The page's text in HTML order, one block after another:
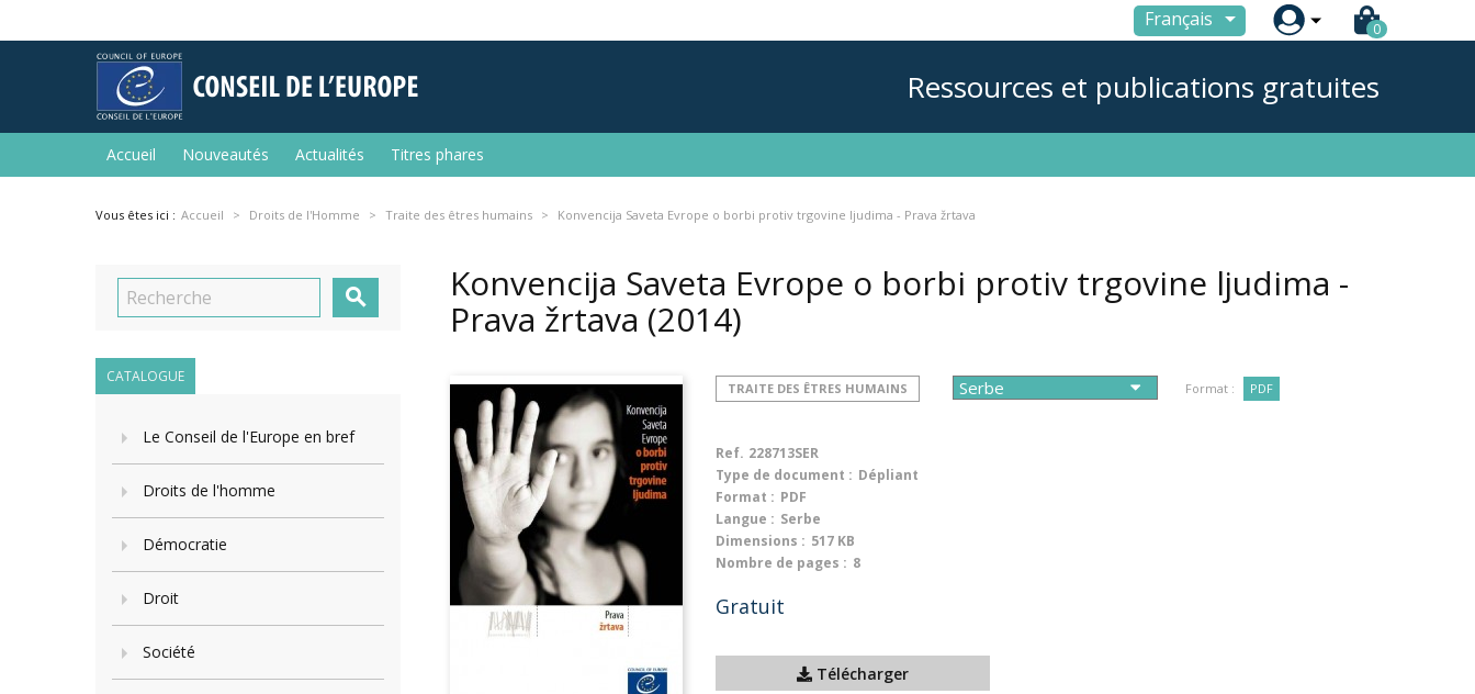
Français  0
Ressources et publications gratuites
Accueil Nouveautés Actualités Titres phares
Vous êtes ici : Accueil Droits de l'Homme Traite des êtres humains Konvencija Saveta Evrope o borbi protiv trgovine ljudima - Prava žrtava

CATALOGUE
Le Conseil de l'Europe en bref
Droits de l'homme
Démocratie
Droit
Société
Konvencija Saveta Evrope o borbi protiv trgovine ljudima -
Prava žrtava (2014)
TRAITE DES ÊTRES HUMAINS Format : PDF
Ref. 228713SER
Type de document : Dépliant
Format : PDF
Langue : Serbe
Dimensions : 517 KB
Nombre de pages : 8
Gratuit
Télécharger